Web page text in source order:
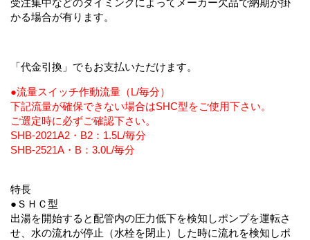
かる場合が有ります。
「代金引換」でもお支払いただけます。
●流量スイッチ作動流量（L/毎分）
下記流量が確保できない場合はSHC型をご使用下さい。
ご選定時に必ずご確認下さい。
SHB-2021A2・B2：1.5L/毎分
SHB-2521A・B：3.0L/毎分
特長
●ＳＨＣ型
出湯を開始すると配管内の圧力低下を検知しポンプを運転さ
せ、水の流れが停止（水栓を閉止）した時に流れを検知しポ